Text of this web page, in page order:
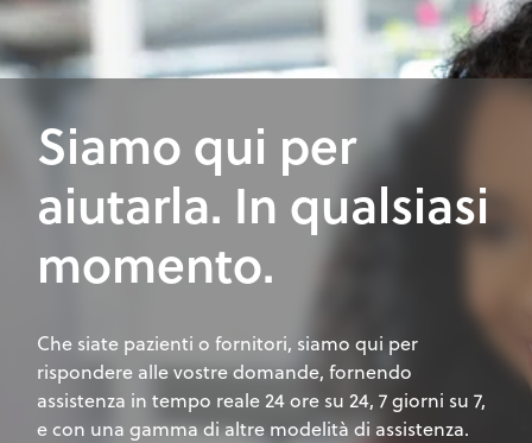
Siamo qui per
aiutarla. In qualsiasi
momento.
Che siate pazienti o fornitori, siamo qui per
rispondere alle vostre domande, fornendo
assistenza in tempo reale 24 ore su 24, 7 giorni su 7,
e con una gamma di altre modelità di assistenza.